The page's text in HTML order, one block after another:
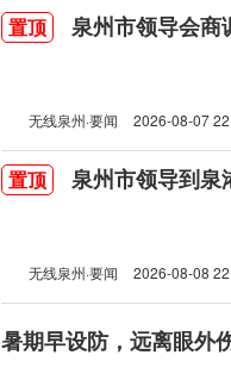
置顶 泉州市领导会商
无线泉州·要闻 2026-08-07
置顶 泉州市领导到泉
无线泉州·要闻 2026-08-08
暑期早设防，远离眼外